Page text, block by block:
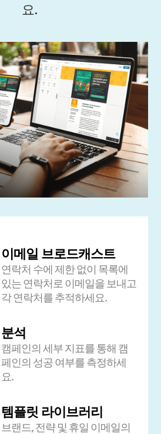
요.
이메일 브로드캐스트
연락처 수에 제한 없이 목록에
있는 연락처로 이메일을 보내고
각 연락처를 추적하세요.
분석
캠페인의 세부 지표를 통해 캠
페인의 성공 여부를 측정하세
요.
템플릿 라이브러리
브랜드, 전략 및 휴일 이메일의